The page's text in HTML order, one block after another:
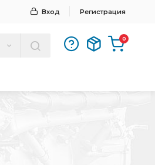
Вход Регистрация
0